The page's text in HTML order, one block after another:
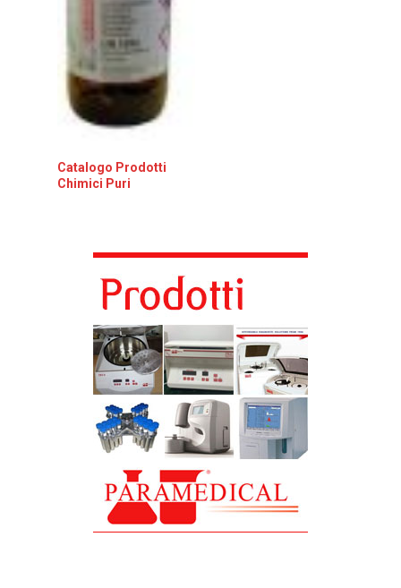
Catalogo Prodotti
Chimici Puri